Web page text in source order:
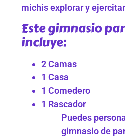
michis explorar y
Este gimnasio
incluye:
2 Camas
1 Casa
1 Comedero
1 Rascador
Puedes
gimnasio de